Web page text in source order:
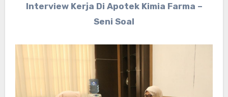
Interview Kerja Di Apotek Kimia Farma –
Seni Soal